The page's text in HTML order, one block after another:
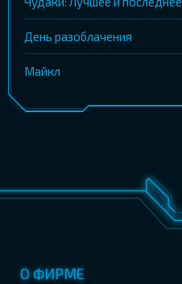
День разоблачения
Майкл
О ФИРМЕ